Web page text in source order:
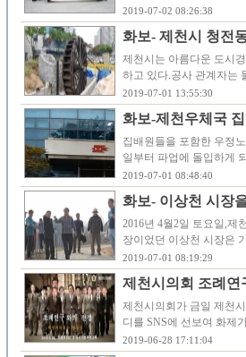
2019-07-02 08:26:38
화보- 제천시 청전
제천시는 아름다운 도시
하고 있다.공사 관계자는
2019-07-01 13:55:30
화보-제천우체국
집배원들을 포함한 우정
일부터 파업에 돌입하게
2019-07-01 08:48:40
화보- 이상천 시장
2016년 4월2일 토요일,제
장이었던 이상천 시장은
2019-07-01 08:19:29
제천시의회 조례연
제천시의회가 금일 제천
디를 SNS에 선보여 화제
2019-06-28 17:11:04